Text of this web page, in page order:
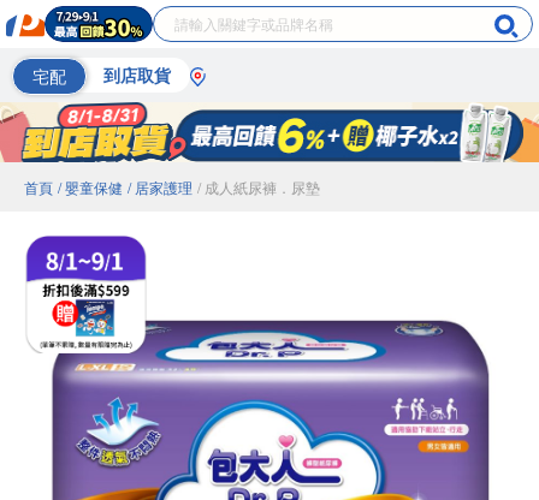
宅配 到店取貨
首頁 / 嬰童保健 / 居家護理 / 成人紙尿褲．尿墊